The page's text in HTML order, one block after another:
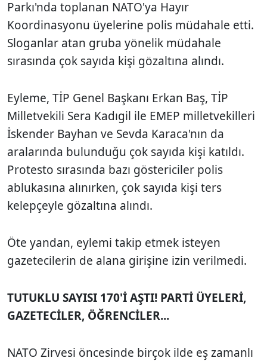
Parkı'nda toplanan NATO'ya Hayır
Koordinasyonu üyelerine polis müdahale etti.
Sloganlar atan gruba yönelik müdahale
sırasında çok sayıda kişi gözaltına alındı.
Eyleme, TİP Genel Başkanı Erkan Baş, TİP
Milletvekili Sera Kadıgil ile EMEP milletvekilleri
İskender Bayhan ve Sevda Karaca'nın da
aralarında bulunduğu çok sayıda kişi katıldı.
Protesto sırasında bazı göstericiler polis
ablukasına alınırken, çok sayıda kişi ters
kelepçeyle gözaltına alındı.
Öte yandan, eylemi takip etmek isteyen
gazetecilerin de alana girişine izin verilmedi.
TUTUKLU SAYISI 170'İ AŞTI! PARTİ ÜYELERİ,
GAZETECİLER, ÖĞRENCİLER...
NATO Zirvesi öncesinde birçok ilde eş zamanlı